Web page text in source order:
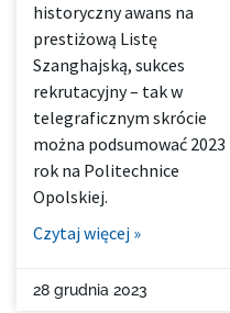
historyczny awans na
prestiżową Listę
Szanghajską, sukces
rekrutacyjny – tak w
telegraficznym skrócie
można podsumować 2023
rok na Politechnice
Opolskiej.
Czytaj więcej »
28 grudnia 2023